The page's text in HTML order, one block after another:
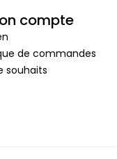
compte
de commandes
souhaits